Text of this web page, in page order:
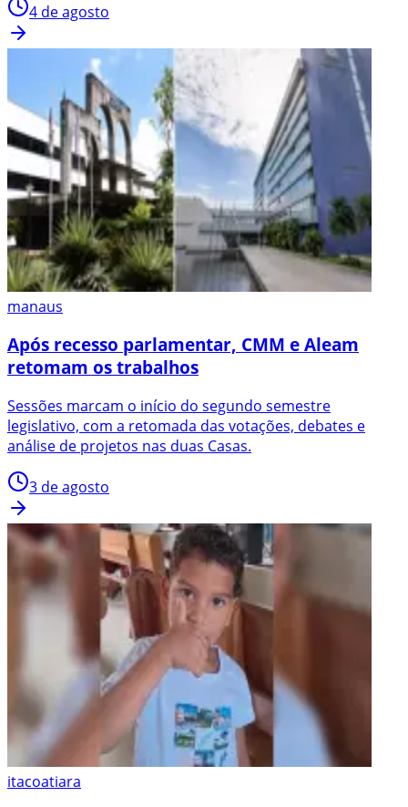
4 de agosto
manaus
Após recesso parlamentar, CMM e Aleam
retomam os trabalhos
Sessões marcam o início do segundo semestre
legislativo, com a retomada das votações, debates e
análise de projetos nas duas Casas.
3 de agosto
itacoatiara